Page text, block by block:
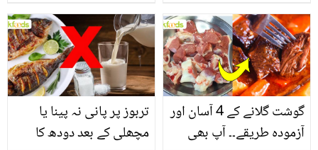
انگیز طبی فوائد
تربوز پر پانی نہ پینا یا
مچھلی کے بعد دودھ کا
گوشت گلانے کے 4 آسان اور
آزمودہ طریقے۔۔ آپ بھی